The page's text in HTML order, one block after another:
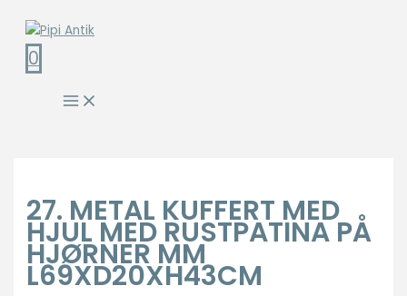
indholdet
0
Main
Menu
27. METAL KUFFERT MED
HJUL MED RUSTPATINA PÅ
HJØRNER MM
L69XD20XH43CM